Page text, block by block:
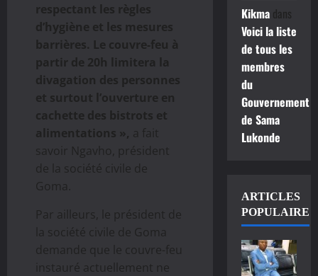
respectant les règles
d’hygiène et les mesures
barrières. Le couvre-feu à
partir de 20h limitera la
divagation des personnes
et surtout l’ouverture en
cachette des bistrots et
alimentations », a fait
savoir Ngavho, président
de la société civile de
Goma.
Par ailleurs, le président de
la société civile de Goma
demande que le couvre-feu
instauré actuellement ne
Kikmadans
Voici la liste
de tous les
membres
du
Gouvernement
de Sama
Lukonde
ARTICLES
POPULAIRE